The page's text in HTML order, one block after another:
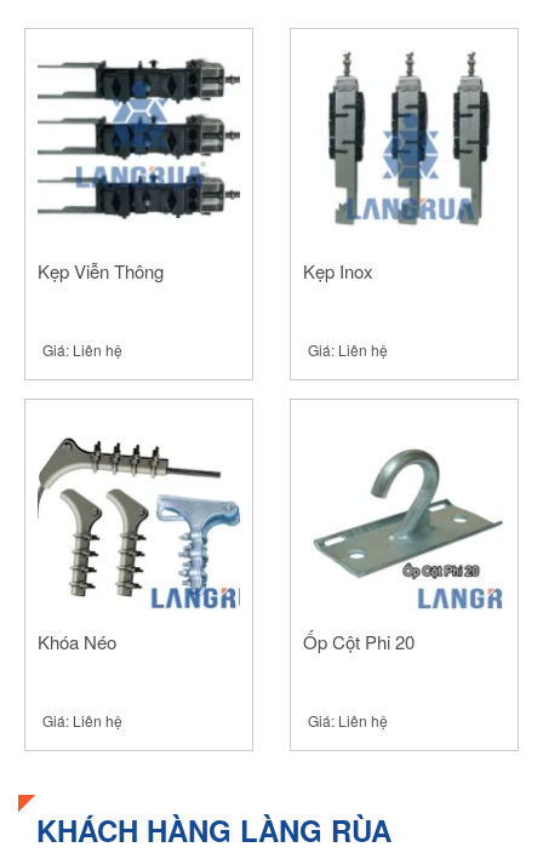
Kẹp Viễn Thông
Giá: Liên hệ
Kẹp Inox
Giá: Liên hệ
Khóa Néo
Giá: Liên hệ
Ốp Cột Phi 20
Giá: Liên hệ
KHÁCH HÀNG LÀNG RÙA